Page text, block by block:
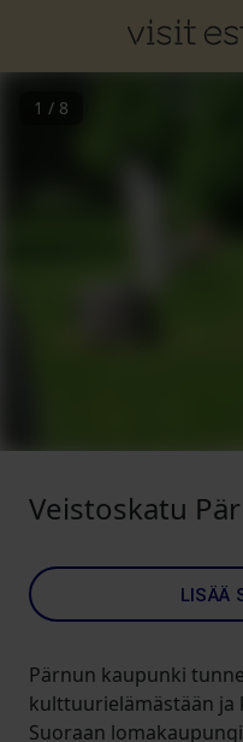
1 / 8
Veistoskatu
LISÄÄ
Pärnun kaupunki
kulttuurielämästään ja
Suoraan